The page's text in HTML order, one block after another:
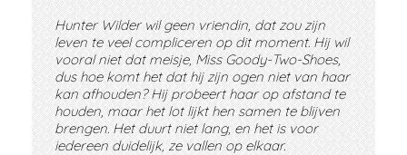
Hunter Wilder wil geen vriendin, dat zou zijn
leven te veel compliceren op dit moment. Hij wil
vooral niet dat meisje, Miss Goody-Two-Shoes,
dus hoe komt het dat hij zijn ogen niet van haar
kan afhouden? Hij probeert haar op afstand te
houden, maar het lot lijkt hen samen te blijven
brengen. Het duurt niet lang, en het is voor
iedereen duidelijk, ze vallen op elkaar.